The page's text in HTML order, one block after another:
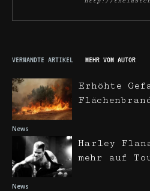
VERWANDTE ARTIKEL MEHR VOM AUTOR
News
Erhöhte
News
Harley
mehr auf